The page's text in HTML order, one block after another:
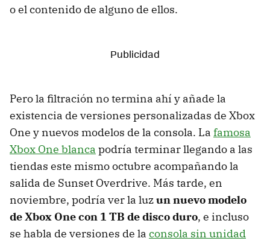
o el contenido de alguno de ellos.
Pero la filtración no termina ahí y añade la
existencia de versiones personalizadas de Xbox
One y nuevos modelos de la consola. La famosa
Xbox One blanca podría terminar llegando a las
tiendas este mismo octubre acompañando la
salida de Sunset Overdrive. Más tarde, en
noviembre, podría ver la luzun nuevo modelo
de Xbox One con 1 TB de disco duro, e incluso
se habla de versiones de la consola sin unidad